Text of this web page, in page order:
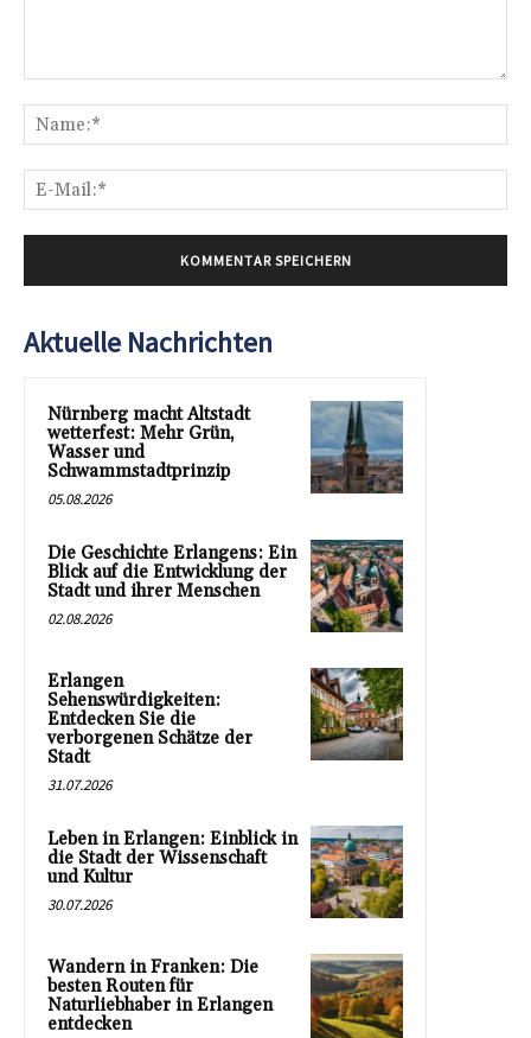
Aktuelle Nachrichten
Nürnberg macht Altstadt
wetterfest: Mehr Grün,
Wasser und
Schwammstadtprinzip
05.08.2026
Die Geschichte Erlangens: Ein
Blick auf die Entwicklung der
Stadt und ihrer Menschen
02.08.2026
Erlangen
Sehenswürdigkeiten:
Entdecken Sie die
verborgenen Schätze der
Stadt
31.07.2026
Leben in Erlangen: Einblick in
die Stadt der Wissenschaft
und Kultur
30.07.2026
Wandern in Franken: Die
besten Routen für
Naturliebhaber in Erlangen
entdecken